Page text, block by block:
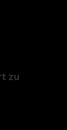
zu